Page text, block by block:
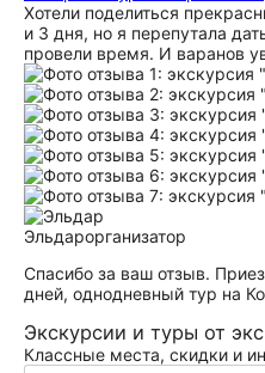
Хотели поделиться
и 3 дня, но я перепутала
провели время. И варанов
Эльдарорганизатор
Спасибо за ваш отзыв.
дней, однодневный тур на
Экскурсии и туры от
Классные места, скидки и